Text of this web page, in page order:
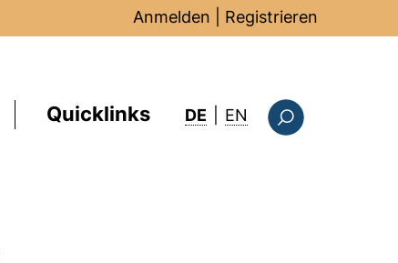
Anmelden Registrieren
Quicklinks DE EN : this page in